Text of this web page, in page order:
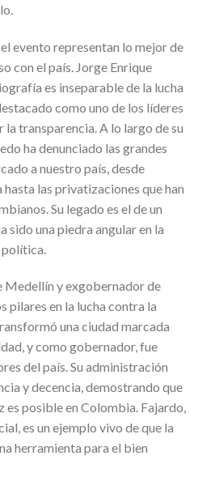
evento representan lo mejor de
con el país. Jorge Enrique
es inseparable de la lucha
como uno de los líderes
transparencia. A lo largo de su
ha denunciado las grandes
a nuestro país, desde
las privatizaciones que han
Su legado es el de un
sido una piedra angular en la
Medellín y exgobernador de
pilares en la lucha contra la
una ciudad marcada
y como gobernador, fue
del país. Su administración
y decencia, demostrando que
es posible en Colombia. Fajardo,
es un ejemplo vivo de que la
herramienta para el bien